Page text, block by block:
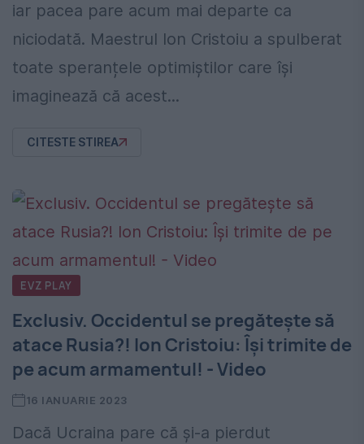
iar pacea pare acum mai departe ca
niciodată. Maestrul Ion Cristoiu a spulberat
toate speranțele optimiștilor care își
imaginează că acest...
CITESTE STIREA
EVZ PLAY
Exclusiv. Occidentul se pregătește să
atace Rusia?! Ion Cristoiu: Își trimite de
pe acum armamentul! - Video
16 IANUARIE 2023
Dacă Ucraina pare că și-a pierdut